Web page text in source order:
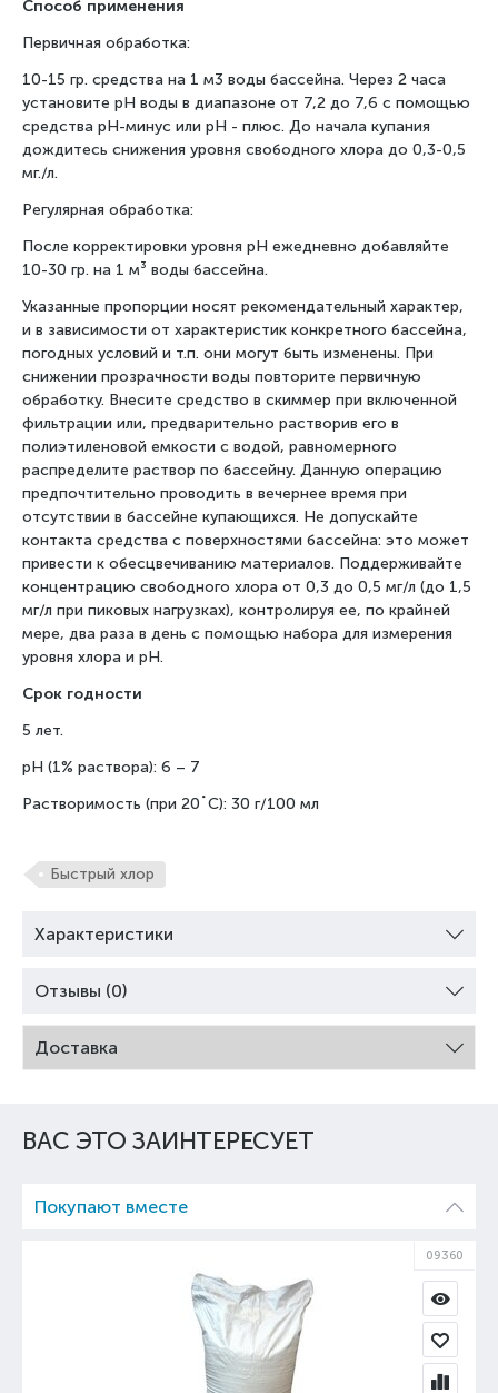
Способ применения
Первичная обработка:
10-15 гр. средства на 1 м3 воды бассейна. Через 2 часа
установите pH воды в диапазоне от 7,2 до 7,6 с помощью
средства pH-минус или pH - плюс. До начала купания
дождитесь снижения уровня свободного хлора до 0,3-0,5
мг./л.
Регулярная обработка:
После корректировки уровня pH ежедневно добавляйте
10-30 гр. на 1 м³ воды бассейна.
Указанные пропорции носят рекомендательный характер,
и в зависимости от характеристик конкретного бассейна,
погодных условий и т.п. они могут быть изменены. При
снижении прозрачности воды повторите первичную
обработку. Внесите средство в скиммер при включенной
фильтрации или, предварительно растворив его в
полиэтиленовой емкости с водой, равномерного
распределите раствор по бассейну. Данную операцию
предпочтительно проводить в вечернее время при
отсутствии в бассейне купающихся. Не допускайте
контакта средства с поверхностями бассейна: это может
привести к обесцвечиванию материалов. Поддерживайте
концентрацию свободного хлора от 0,3 до 0,5 мг/л (до 1,5
мг/л при пиковых нагрузках), контролируя ее, по крайней
мере, два раза в день с помощью набора для измерения
уровня хлора и pH.
Срок годности
5 лет.
pH (1% раствора): 6 – 7
Растворимость (при 20˚С): 30 г/100 мл
Быстрый хлор
Характеристики
Отзывы (0)
Доставка
ВАС ЭТО ЗАИНТЕРЕСУЕТ
Покупают вместе
09360